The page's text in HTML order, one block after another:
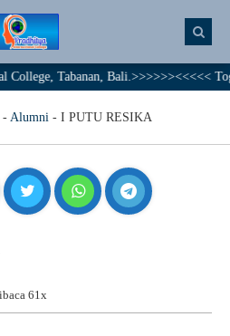
Tabanan, Bali.>>>>>><<<<<
- Alumni - I PUTU RESIKA
61x